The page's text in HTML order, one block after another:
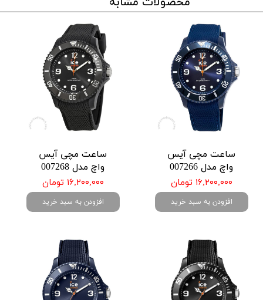
ساعت مچی آیس
واچ مدل 007266
۱۶,۲۰۰,۰۰۰ تومان
افزودن به سبد خرید
ساعت مچی آیس
واچ مدل 007268
۱۶,۲۰۰,۰۰۰ تومان
افزودن به سبد خرید